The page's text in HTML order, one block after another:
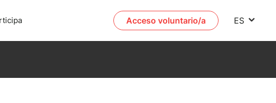
Acceso voluntario/a ES